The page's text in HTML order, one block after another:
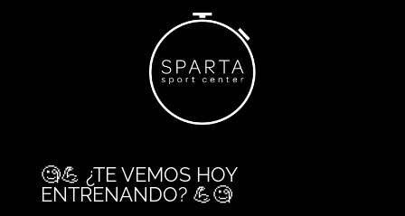
🧐💪 ¿TE VEMOS HOY
ENTRENANDO? 💪🧐